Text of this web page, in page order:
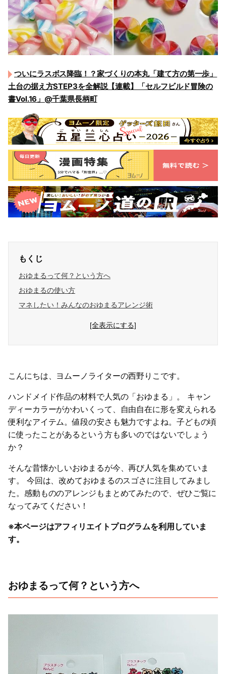
ついにラスボス降臨！？家づくりの本丸「建て方の第一歩」
土台の据え方STEP3を全解説【連載】「セルフビルド冒険の
書Vol.16」@千葉県長柄町
もくじ
おゆまるって何？という方へ
おゆまるの使い方
マネしたい！みんなのおゆまるアレンジ術
[全表示にする]
こんにちは、ヨムーノライターの西野りこです。
ハンドメイド作品の材料で人気の「おゆまる」。 キャン
ディーカラーがかわいくって、自由自在に形を変えられる
便利なアイテム。値段の安さも魅力ですよね。子どもの頃
に使ったことがあるという方も多いのではないでしょう
か？
そんな昔懐かしいおゆまるが今、再び人気を集めていま
す。 今回は、改めておゆまるのスゴさに注目してみまし
た。感動もののアレンジもまとめてみたので、ぜひご覧に
なってみてください！
※本ページはアフィリエイトプログラムを利用していま
す。
おゆまるって何？という方へ